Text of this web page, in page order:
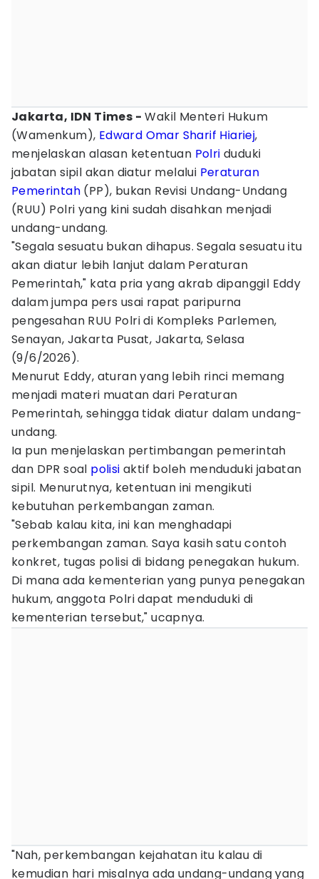
Jakarta, IDN Times - Wakil Menteri Hukum
(Wamenkum), Edward Omar Sharif Hiariej,
menjelaskan alasan ketentuan Polri duduki
jabatan sipil akan diatur melalui Peraturan
Pemerintah (PP), bukan Revisi Undang-Undang
(RUU) Polri yang kini sudah disahkan menjadi
undang-undang.
"​Segala sesuatu bukan dihapus. Segala sesuatu itu
akan diatur lebih lanjut dalam Peraturan
Pemerintah," kata pria yang akrab dipanggil Eddy
dalam jumpa pers usai rapat paripurna
pengesahan RUU Polri di Kompleks Parlemen,
Senayan, Jakarta Pusat, Jakarta, Selasa
(9/6/2026).
Menurut Eddy, aturan yang lebih rinci memang
menjadi materi muatan dari Peraturan
Pemerintah, sehingga tidak diatur dalam undang-
undang.
Ia pun menjelaskan pertimbangan pemerintah
dan DPR soal polisi aktif boleh menduduki jabatan
sipil. Menurutnya, ketentuan ini mengikuti
kebutuhan perkembangan zaman.
"Sebab kalau kita, ini kan menghadapi
perkembangan zaman. Saya kasih satu contoh
konkret, tugas polisi di bidang penegakan hukum.
Di mana ada kementerian yang punya penegakan
hukum, anggota Polri dapat menduduki di
kementerian tersebut," ucapnya.
"Nah, perkembangan kejahatan itu kalau di
kemudian hari misalnya ada undang-undang yang